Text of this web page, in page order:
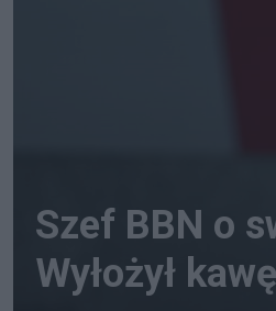
Szef BBN o
Wyłożył